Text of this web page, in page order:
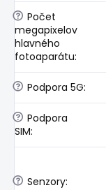
? Počet
megapixelov
hlavného
fotoaparátu:
? Podpora 5G:
? Podpora
SIM:
? Senzory: